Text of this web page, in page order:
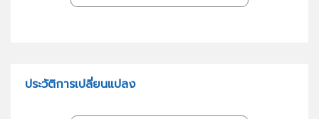
ประวัติการเปลี่ยนแปลง